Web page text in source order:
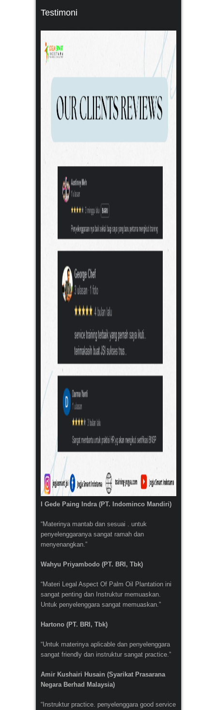
Testimoni
I Gede Paing Indra (PT. Indominco Mandiri)
“Materinya mantab dan sesuai . untuk
penyelenggaranya sangat ramah dan
menyenangkan.”
Wahyu Priyambodo (PT. BRI, Tbk)
“Materi Legal Aspect Of Palm Oil Plantation ini
sangat penting dan Instruktur memuaskan.
Untuk penyelenggara sangat memuaskan.”
Hartono (PT. BRI, Tbk)
“Untuk materinya aplicable dan penyelenggara
sangat friendly dan instruktur sangat practice.”
Amir Kushairi Husain (Syarikat Prasarana
Negara Berhad Malaysia)
“Instruktur practice. penyelenggara good service